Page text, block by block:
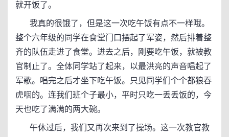
就开饭了。
我真的很饿了，但是这一次吃午饭有点不一样哦。
整个六年级的同学在食堂门口摆起了军姿，然后排着整
齐的队伍走进了食堂。进去之后，刚要吃午饭，就被教
官制止了。全体同学站了起来，以最洪亮的声音唱起了
军歌。唱完之后才坐下吃午饭。只见同学们个个都狼吞
虎咽的。连我们班个子最小，平时只吃一丢丢饭的，今
天也吃了满满的两大碗。
午休过后，我们又再次来到了操场。这一次教官教